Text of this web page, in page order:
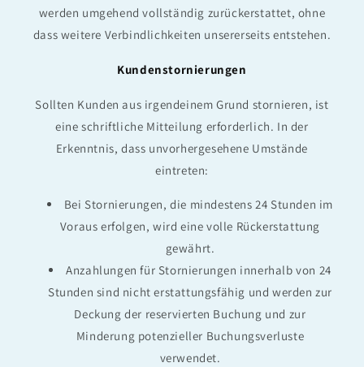
werden umgehend vollständig zurückerstattet, ohne
dass weitere Verbindlichkeiten unsererseits entstehen.
Kundenstornierungen
Sollten Kunden aus irgendeinem Grund stornieren, ist
eine schriftliche Mitteilung erforderlich. In der
Erkenntnis, dass unvorhergesehene Umstände
eintreten:
Bei Stornierungen, die mindestens 24 Stunden im
Voraus erfolgen, wird eine volle Rückerstattung
gewährt.
Anzahlungen für Stornierungen innerhalb von 24
Stunden sind nicht erstattungsfähig und werden zur
Deckung der reservierten Buchung und zur
Minderung potenzieller Buchungsverluste
verwendet.